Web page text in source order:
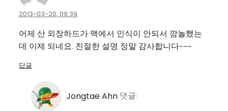
2013-03-20, 09:39
어제 산 외장하드가 맥에서 인식이 안되서 깜놀했는
데 이제 되네요. 친절한 설명 정말 감사합니다~~~
답글
Jongtae Ahn 댓글: